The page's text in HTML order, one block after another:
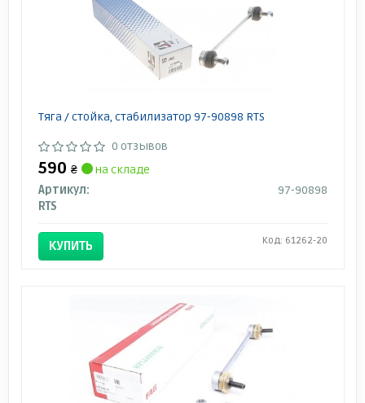
Тяга / стойка, стабилизатор 97-90898 RTS
0 отзывов
590 ₴
на складе
Артикул:
97-90898
RTS
КУПИТЬ Код: 61262-20